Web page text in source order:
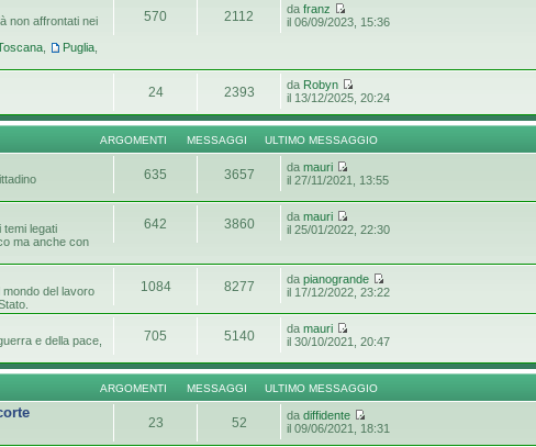
non affrontati nei
Puglia
570 2112 dafranz
il 06/09/2023, 15:36
24 2393 da Robyn
il 13/12/2025, 20:24
ARGOMENTI MESSAGGI ULTIMO MESSAGGIO
635 3657 damauri
il 27/11/2021, 13:55
temi legati
ma anche con
642 3860 damauri
il 25/01/2022, 22:30
del lavoro
1084 8277 dapianogrande
il 17/12/2022, 23:22
e della pace,
705 5140 damauri
il 30/10/2021, 20:47
ARGOMENTI MESSAGGI ULTIMO MESSAGGIO
23 52 dadiffidente
il 09/06/2021, 18:31